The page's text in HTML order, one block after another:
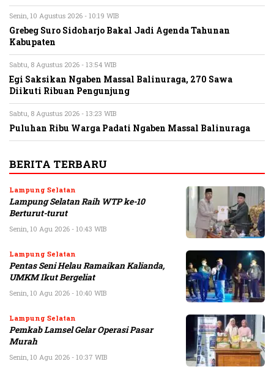
Senin, 10 Agustus 2026 - 10:19 WIB
Grebeg Suro Sidoharjo Bakal Jadi Agenda Tahunan
Kabupaten
Sabtu, 8 Agustus 2026 - 13:54 WIB
Egi Saksikan Ngaben Massal Balinuraga, 270 Sawa
Diikuti Ribuan Pengunjung
Sabtu, 8 Agustus 2026 - 13:23 WIB
Puluhan Ribu Warga Padati Ngaben Massal Balinuraga
BERITA TERBARU
Lampung Selatan
Lampung Selatan Raih WTP ke-10
Berturut-turut
Senin, 10 Agu 2026 - 10:43 WIB
Lampung Selatan
Pentas Seni Helau Ramaikan Kalianda,
UMKM Ikut Bergeliat
Senin, 10 Agu 2026 - 10:40 WIB
Lampung Selatan
Pemkab Lamsel Gelar Operasi Pasar
Murah
Senin, 10 Agu 2026 - 10:37 WIB